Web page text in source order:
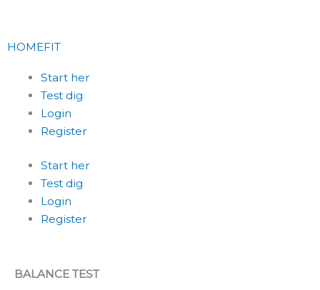
content
HOMEFIT
Start her
Test dig
Login
Register
Start her
Test dig
Login
Register
BALANCE TEST